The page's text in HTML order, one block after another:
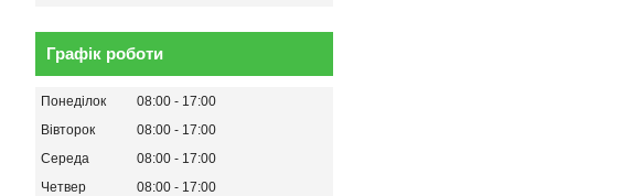
Графік роботи
Понеділок 08:00
17:00
Вівторок
08:00
17:00
Середа
08:00
17:00
Четвер
08:00
17:00